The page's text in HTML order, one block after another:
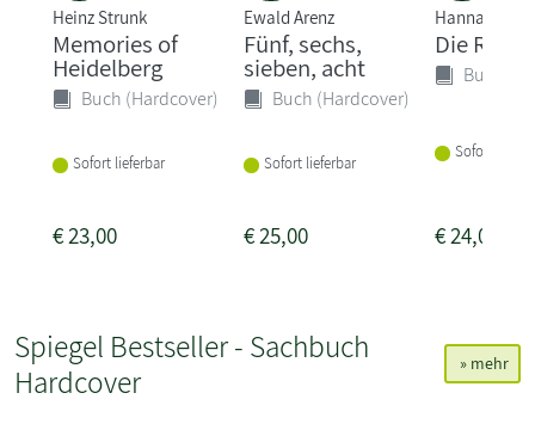
Heinz Strunk
Memories of
Heidelberg
Buch (Hardcover)
Sofort lieferbar
€23,00
Ewald Arenz
Fünf, sechs,
sieben, acht
Buch (Hardcover)
Sofort lieferbar
€25,00
Hannah
Die
Buch
Sofort
€24,00
Spiegel Bestseller - Sachbuch
Hardcover
» mehr